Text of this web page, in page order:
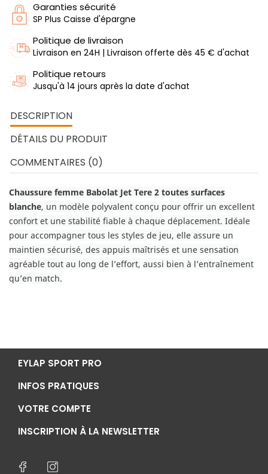
Garanties sécurité
SP Plus Caisse d'épargne
Politique de livraison
Livraison en 24H | Livraison offerte dès 45 € d'achat
Politique retours
Jusqu'à 14 jours après la date d'achat
DESCRIPTION
DÉTAILS DU PRODUIT
COMMENTAIRES (0)
Chaussure femme Babolat Jet Tere 2 toutes surfaces
blanche, un modèle polyvalent conçu pour offrir un excellent
confort et une stabilité fiable à chaque déplacement. Idéale
pour accompagner tous les styles de jeu, elle assure un
maintien sécurisé, des appuis maîtrisés et une sensation
agréable tout au long de l’effort, aussi bien à l’entraînement
qu’en match.
EYLAP SPORT PRO
INFOS PRATIQUES
VOTRE COMPTE
INSCRIPTION À LA NEWSLETTER